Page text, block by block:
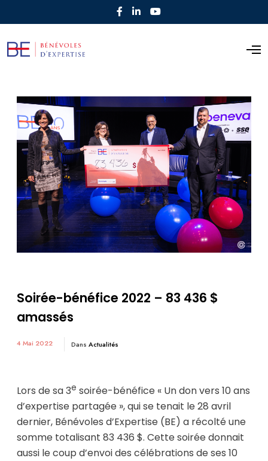
Soirée-bénéfice 2022 – 83 436 $
amassés
4 Mai 2022 Dans Actualités
Lors de sa 3e soirée-bénéfice « Un don vers 10 ans
d’expertise partagée », qui se tenait le 28 avril
dernier, Bénévoles d’Expertise (BE) a récolté une
somme totalisant 83 436 $. Cette soirée donnait
aussi le coup d’envoi des célébrations de ses 10